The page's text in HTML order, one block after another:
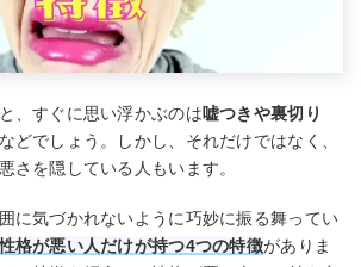
、すぐに思い浮かぶのは嘘つきや裏切り
などでしょう。しかし、それだけではなく、
さを隠している人もいます。
に気づかれないように巧妙に振る舞ってい
格が悪い人だけが持つ4つの特徴がありま